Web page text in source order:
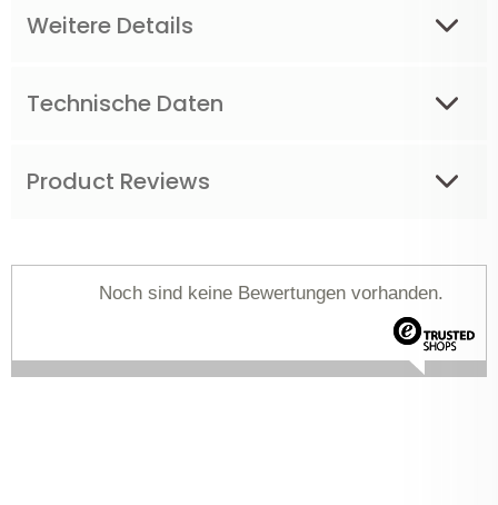
Weitere Details
Technische Daten
Product Reviews
Noch sind keine Bewertungen vorhanden.